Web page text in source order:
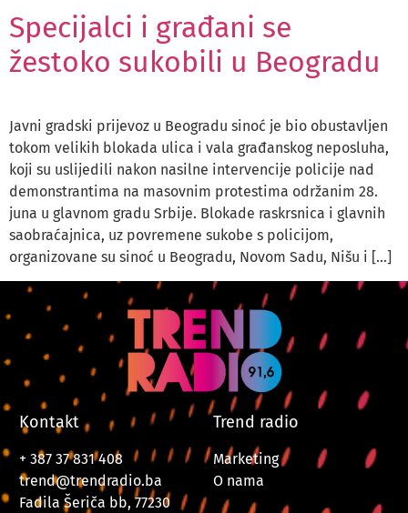
Specijalci i građani se
žestoko sukobili u Beogradu
Javni gradski prijevoz u Beogradu sinoć je bio obustavljen
tokom velikih blokada ulica i vala građanskog neposluha,
koji su uslijedili nakon nasilne intervencije policije nad
demonstrantima na masovnim protestima održanim 28.
juna u glavnom gradu Srbije. Blokade raskrsnica i glavnih
saobraćajnica, uz povremene sukobe s policijom,
organizovane su sinoć u Beogradu, Novom Sadu, Nišu i […]
Kontakt
+ 387 37 831 408
trend@trendradio.ba
Fadila Šeriča bb, 77230
Trend radio
Marketing
O nama